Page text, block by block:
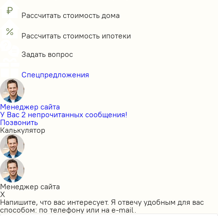
Рассчитать стоимость дома
Рассчитать стоимость ипотеки
Задать вопрос
Спецпредложения
Менеджер сайта
У Вас 2 непрочитанных сообщения!
Позвонить
Калькулятор
Менеджер сайта
X
Напишите, что вас интересует. Я отвечу удобным для вас
способом: по телефону или на e-mail.